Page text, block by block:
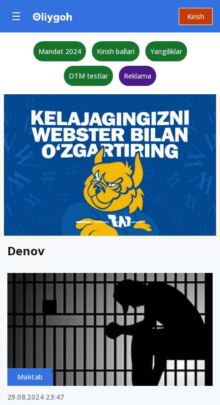
Kirish
Mandat 2024 Kirish ballari Yangiliklar
DTM testlar Reklama
Denov
Maktab
29.08.2024 23:47